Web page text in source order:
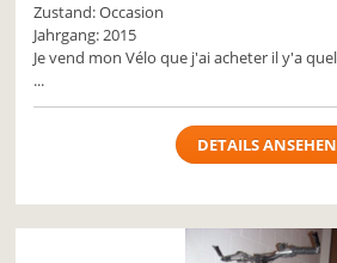
Zustand: Occasion
Jahrgang: 2015
Je vend mon Vélo que j'ai acheter il y'a
...
DETAILS ANSEHEN